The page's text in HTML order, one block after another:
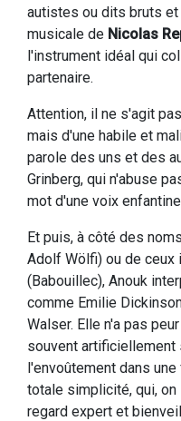
autistes ou dits bruts
musicale de Nicolas
l'instrument idéal qui
partenaire.
Attention, il ne s'agit
mais d'une habile et
parole des uns et des
Grinberg, qui n'abuse
mot d'une voix
Et puis, à côté des
Adolf Wölfi) ou de
(Babouillec), Anouk
comme Emilie
Walser. Elle n'a pas
souvent artificiellement
l'envoûtement dans
totale simplicité, qui, on
regard expert et